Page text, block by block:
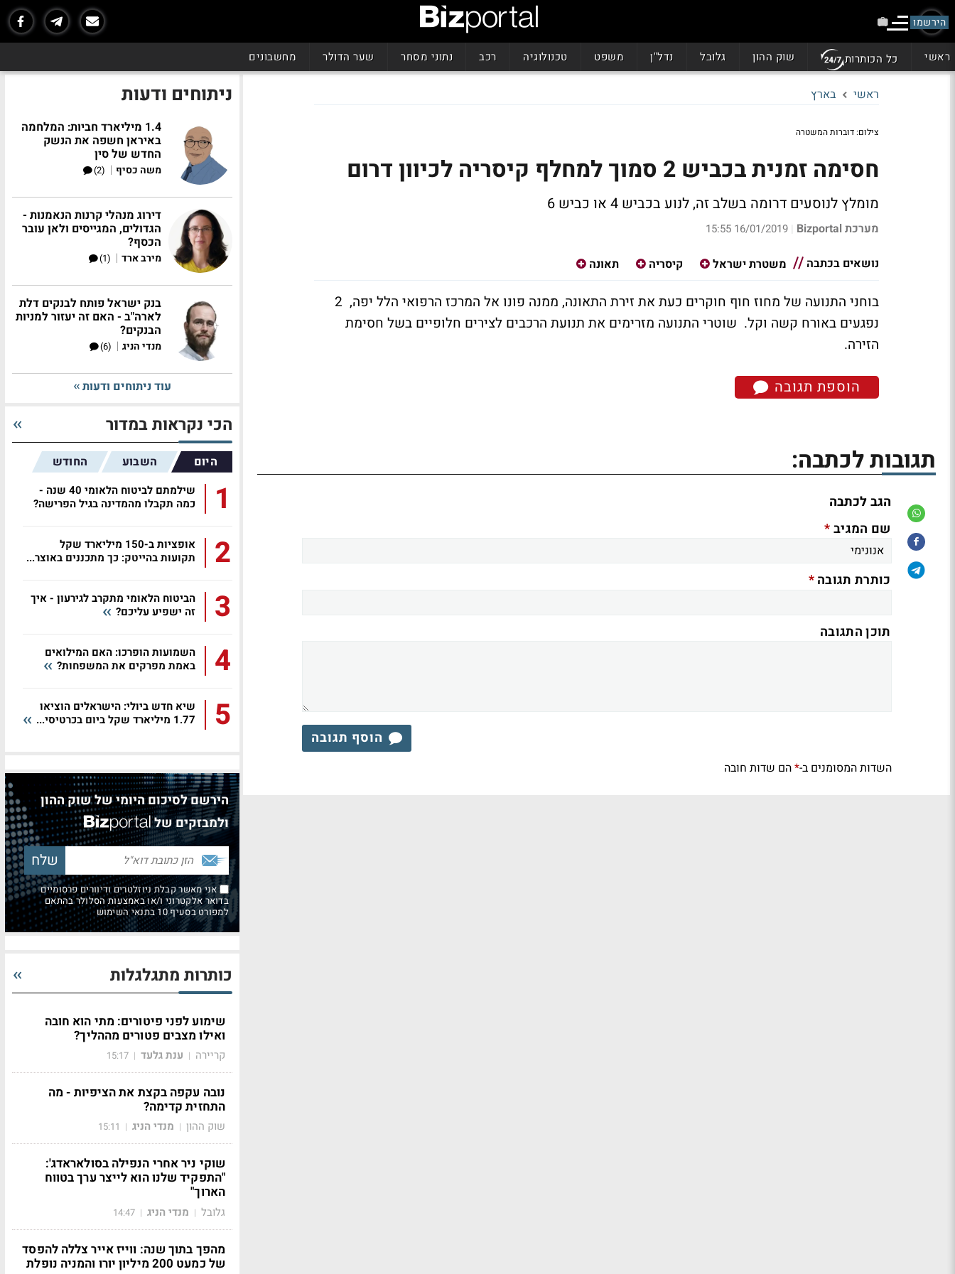
הירשמו
ראשי כל הכותרות שוק ההון גלובל נדל"ן משפט טכנולוגיה רכב נתוני מסחר שער הדולר מחשבונים
ראשי בארץ
צילום: דוברות המשטרה
חסימה זמנית בכביש 2 סמוך למחלף קיסריה לכיוון דרום
מומלץ לנוסעים דרומה בשלב זה, לנוע בכביש 4 או כביש 6
מערכת Bizportal |
16/01/2019 15:55
נושאים בכתבה משטרת ישראל קיסריה תאונה
בוחני התנועה של מחוז חוף חוקרים כעת את זירת התאונה, ממנה פונו אל המרכז הרפואי הלל יפה, 2
נפגעים באורח קשה וקל. שוטרי התנועה מזרימים את תנועת הרכבים לצירים חלופיים בשל חסימת
הזירה.
הוספת תגובה
תגובות לכתבה:
הגב לכתבה
שם המגיב*
כותרת תגובה*
תוכן התגובה
הוסף תגובה
השדות המסומנים ב-*הם שדות חובה
ניתוחים ודעות
1.4 מיליארד חביות: המלחמה
באיראן חשפה את הנשק
החדש של סין
משה כסיף |
(2)
דירוג מנהלי קרנות הנאמנות -
הגדולים, המגייסים ולאן עובר
הכסף?
מירב ארד |
(1)
בנק ישראל פותח לבנקים דלת
לארה"ב - האם זה יעזור למניות
הבנקים?
מנדי הניג |
(6)
עוד ניתוחים ודעות
הכי נקראות במדור
היום השבוע החודש
1
שילמתם לביטוח הלאומי 40 שנה -
כמה תקבלו מהמדינה בגיל הפרישה?
2
אופציות ב-150 מיליארד שקל
תקועות בהייטק: כך מתכננים באוצר...
3
הביטוח הלאומי מתקרב לגירעון - איך
זה ישפיע עליכם?
4
השמועות הופרכו: האם המילואים
באמת מפרקים את המשפחות?
5
שיא חדש ביולי: הישראלים הוציאו
1.77 מיליארד שקל ביום בכרטיסי...
הירשם לסיכום היומי של שוק ההון
ולמבזקים של
אני מאשר קבלת ניוזלטרים ודיוורים פרסומיים
בדואר אלקטרוני ו/או באמצעות הסלולר בהתאם
למפורט בסעיף 10 בתנאי השימוש
כותרות מתגלגלות
שימוע לפני פיטורים: מתי הוא חובה
ואילו מצבים פטורים מההליך?
קריירה | ענת גלעד |
15:17
נובה עקפה בקצת את הציפיות - מה
התחזית קדימה?
שוק ההון | מנדי הניג |
15:11
שוקי ניר אחרי הנפילה בסולאראדג':
"התפקיד שלנו הוא לייצר ערך בטווח
הארוך"
גלובל | מנדי הניג |
14:47
מהפך בתוך שנה: ווייז אייר צללה להפסד
של כמעט 200 מיליון יורו והמניה נופלת